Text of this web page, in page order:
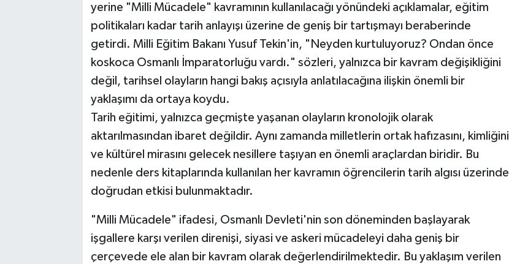
yerine "Milli Mücadele" kavramının kullanılacağı yönündeki açıklamalar, eğitim
politikaları kadar tarih anlayışı üzerine de geniş bir tartışmayı beraberinde
getirdi. Milli Eğitim Bakanı Yusuf Tekin'in, "Neyden kurtuluyoruz? Ondan önce
koskoca Osmanlı İmparatorluğu vardı." sözleri, yalnızca bir kavram değişikliğini
değil, tarihsel olayların hangi bakış açısıyla anlatılacağına ilişkin önemli bir
yaklaşımı da ortaya koydu.
Tarih eğitimi, yalnızca geçmişte yaşanan olayların kronolojik olarak
aktarılmasından ibaret değildir. Aynı zamanda milletlerin ortak hafızasını, kimliğini
ve kültürel mirasını gelecek nesillere taşıyan en önemli araçlardan biridir. Bu
nedenle ders kitaplarında kullanılan her kavramın öğrencilerin tarih algısı üzerinde
doğrudan etkisi bulunmaktadır.
"Milli Mücadele" ifadesi, Osmanlı Devleti'nin son döneminden başlayarak
işgallere karşı verilen direnişi, siyasi ve askeri mücadeleyi daha geniş bir
çerçevede ele alan bir kavram olarak değerlendirilmektedir. Bu yaklaşım verilen